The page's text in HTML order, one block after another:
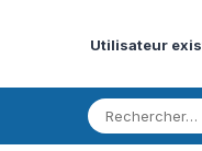
Utilisateur